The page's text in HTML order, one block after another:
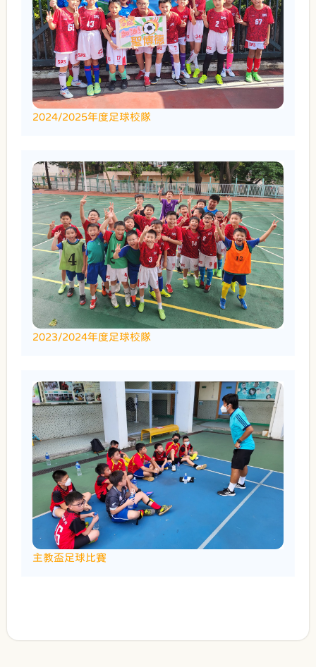
2024/2025年度足球校隊
2023/2024年度足球校隊
主教盃足球比賽